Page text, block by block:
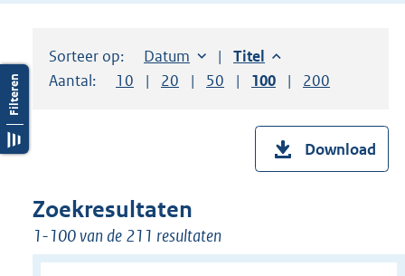
Sorteer op: Sorteer op:
Datum aflopendSorteer op:
Titel aflopend
Aantal:
Toon
10 resultaten per pagina
Toon
20 resultaten per pagina
Toon
50 resultaten per pagina
Toon
100 resultaten per
Toon
200
Download
Zoekresultaten
1-100 van de 211 resultaten